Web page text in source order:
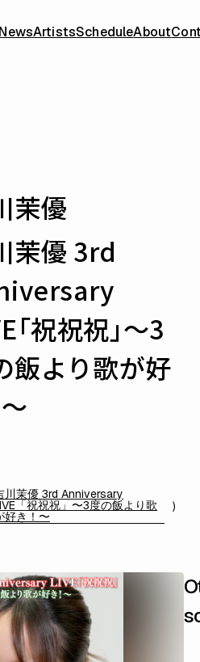
NewsArtistsScheduleAbout
茉優
茉優 3rd
「祝祝祝」〜3
飯より歌が好
川茉優 3rd Anniversary
「祝祝祝」〜3度の飯より歌
好き！〜